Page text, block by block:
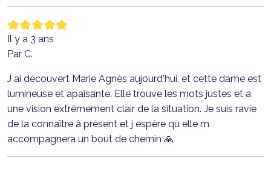
Il y a 3 ans
Par C.
J ai découvert Marie Agnès aujourd'hui, et cette dame est
lumineuse et apaisante. Elle trouve les mots justes et a
une vision extrêmement clair de la situation. Je suis ravie
de la connaître à présent et j espère qu elle m
accompagnera un bout de chemin 🙏